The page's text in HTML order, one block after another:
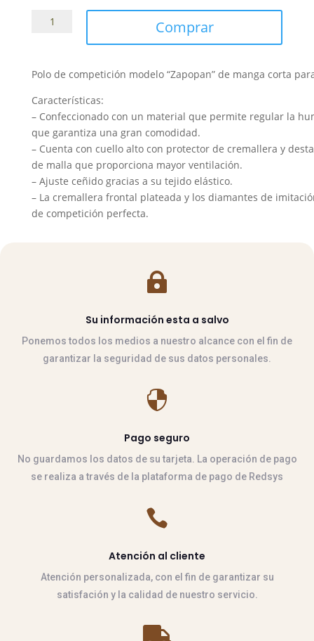
señora
manga
corta
cantidad
Comprar
Polo de competición modelo “Zapopan” de manga corta
Características:
– Confeccionado con un material que permite regular la
que garantiza una gran comodidad.
– Cuenta con cuello alto con protector de cremallera y
de malla que proporciona mayor ventilación.
– Ajuste ceñido gracias a su tejido elástico.
– La cremallera frontal plateada y los diamantes de
de competición perfecta.

Su información esta a salvo
Ponemos todos los medios a nuestro alcance con el fin de
garantizar la seguridad de sus datos personales.

Pago seguro
No guardamos los datos de su tarjeta. La operación de pago
se realiza a través de la plataforma de pago de Redsys

Atención al cliente
Atención personalizada, con el fin de garantizar su
satisfación y la calidad de nuestro servicio.
